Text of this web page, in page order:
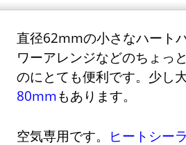
直径62mmの小さなハート
ワーアレンジなどのちょっ
のにとても便利です。少し
80mmもあります。
空気専用です。 ヒートシー